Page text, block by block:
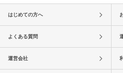
はじめての方へ
よくある質問
運営会社